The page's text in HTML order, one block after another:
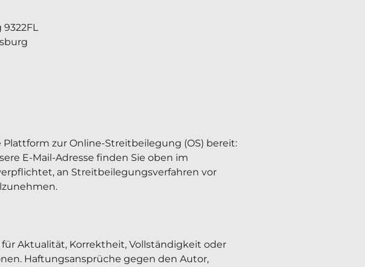
zur Online-Streitbeilegung (OS) bereit:
E-Mail-Adresse finden Sie oben im
an Streitbeilegungsverfahren vor
Aktualität, Korrektheit, Vollständigkeit oder
Haftungsansprüche gegen den Autor,